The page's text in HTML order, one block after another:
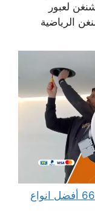
لعبور
الرياضية
فني سماعات سقف بلوتوث 66780530 أفضل انواع